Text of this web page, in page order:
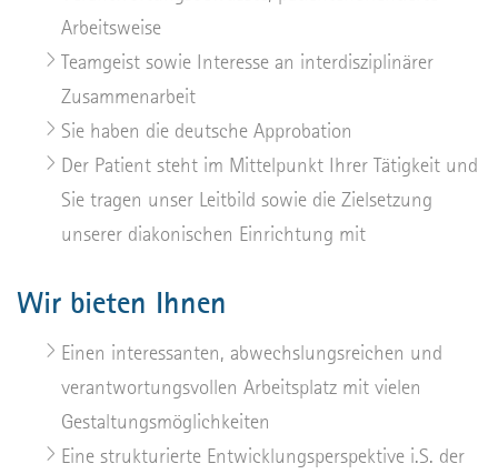
Arbeitsweise
Teamgeist sowie Interesse an interdisziplinärer
Zusammenarbeit
Sie haben die deutsche Approbation
Der Patient steht im Mittelpunkt Ihrer Tätigkeit und
Sie tragen unser Leitbild sowie die Zielsetzung
unserer diakonischen Einrichtung mit
Wir bieten Ihnen
Einen interessanten, abwechslungsreichen und
verantwortungsvollen Arbeitsplatz mit vielen
Gestaltungsmöglichkeiten
Eine strukturierte Entwicklungsperspektive i.S. der